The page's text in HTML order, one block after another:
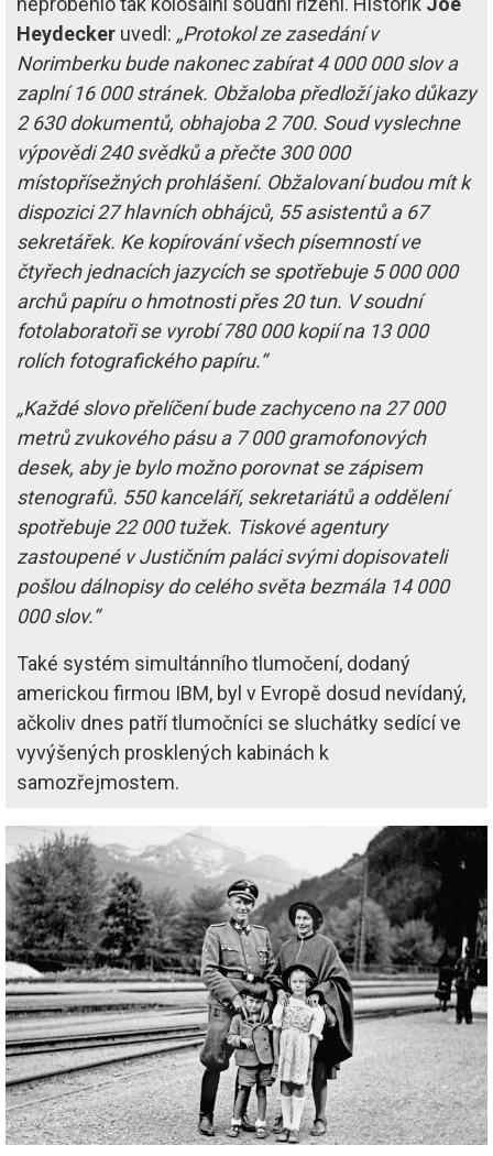
Heydecker uvedl: „Protokol ze zasedání v
Norimberku bude nakonec zabírat 4 000 000 slov a
zaplní 16 000 stránek. Obžaloba předloží jako důkazy
2 630 dokumentů, obhajoba 2 700. Soud vyslechne
výpovědi 240 svědků a přečte 300 000
místopřísežných prohlášení. Obžalovaní budou mít k
dispozici 27 hlavních obhájců, 55 asistentů a 67
sekretářek. Ke kopírování všech písemností ve
čtyřech jednacích jazycích se spotřebuje 5 000 000
archů papíru o hmotnosti přes 20 tun. V soudní
fotolaboratoři se vyrobí 780 000 kopií na 13 000
rolích fotografického papíru.“
„Každé slovo přelíčení bude zachyceno na 27 000
metrů zvukového pásu a 7 000 gramofonových
desek, aby je bylo možno porovnat se zápisem
stenografů. 550 kanceláří, sekretariátů a oddělení
spotřebuje 22 000 tužek. Tiskové agentury
zastoupené v Justičním paláci svými dopisovateli
pošlou dálnopisy do celého světa bezmála 14 000
000 slov.“
Také systém simultánního tlumočení, dodaný
americkou firmou IBM, byl v Evropě dosud nevídaný,
ačkoliv dnes patří tlumočníci se sluchátky sedící ve
vyvýšených prosklených kabinách k
samozřejmostem.
Image